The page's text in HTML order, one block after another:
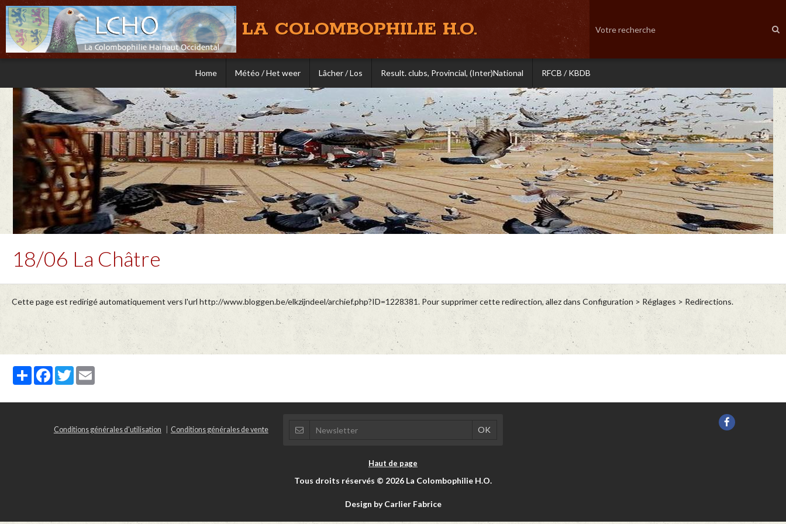
LA COLOMBOPHILIE H.O.
Home Météo / Het weer Lâcher / Los Result. clubs, Provincial, (Inter)National RFCB / KBDB
18/06 La Châtre
Cette page est redirigé automatiquement vers l'url http://www.bloggen.be/elkzijndeel/archief.php?ID=1228381. Pour supprimer cette redirection, allez dans Configuration > Réglages > Redirections.
PartagerFacebook
Twitter
Conditions générales d'utilisation Conditions générales de vente
Haut de page
Tous droits réservés © 2026 La Colombophilie H.O.
Design by Carlier Fabrice